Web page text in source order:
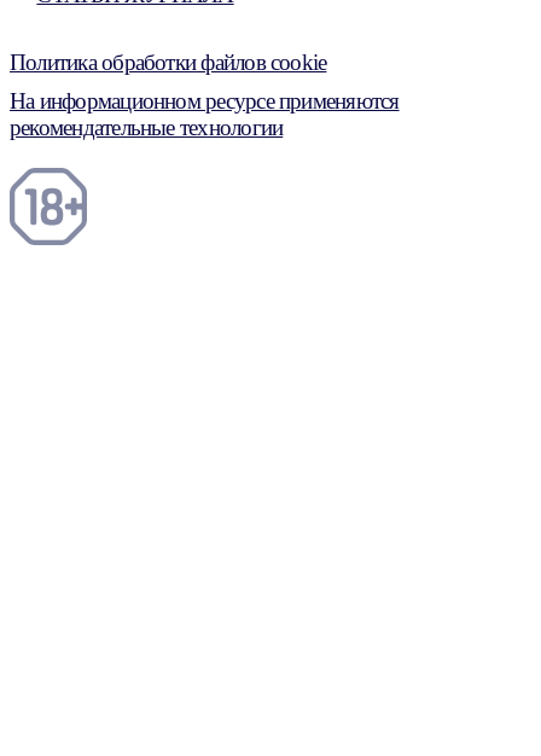
Политика обработки файлов cookie
На информационном ресурсе применяются
рекомендательные технологии